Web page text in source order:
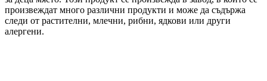
произвеждат много различни продукти и може да съдържа
следи от растителни, млечни, рибни, ядкови или други
алергени.